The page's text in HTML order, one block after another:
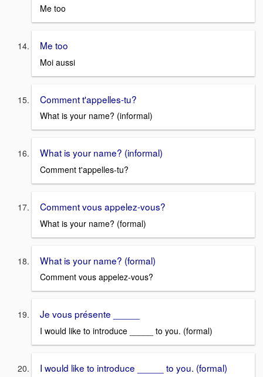
Me too
Me too
Moi aussi
Comment t'appelles-tu?
What is your name? (informal)
What is your name? (informal)
Comment t'appelles-tu?
Comment vous appelez-vous?
What is your name? (formal)
What is your name? (formal)
Comment vous appelez-vous?
Je vous présente _____
I would like to introduce _____ to you. (formal)
I would like to introduce _____ to you. (formal)